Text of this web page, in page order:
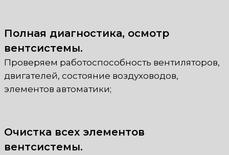
Полная диагностика, осмотр
вентсистемы.
Проверяем работоспособность вентиляторов,
двигателей, состояние воздуховодов,
элементов автоматики;
Очистка всех элементов
вентсистемы.